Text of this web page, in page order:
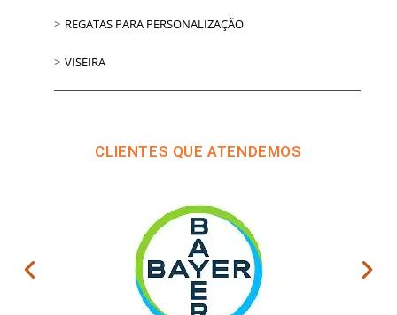
REGATAS PARA PERSONALIZAÇÃO
VISEIRA
CLIENTES QUE ATENDEMOS